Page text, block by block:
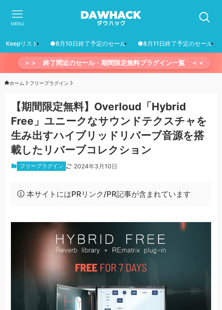
MENU
Keepリスト ●8月10日終了予定のセール ●8月11日終了予定のセール
＞＞ 終了間近のセール・期間限定無料プラグイン一覧 ＜＜
ホーム フリープラグイン
【期間限定無料】Overloud「Hybrid
Free」ユニークなサウンドテクスチャを
生み出すハイブリッドリバーブ音源を搭
載したリバーブコレクション
フリープラグイン 2024年3月10日
本サイトにはPRリンク/PR記事が含まれています